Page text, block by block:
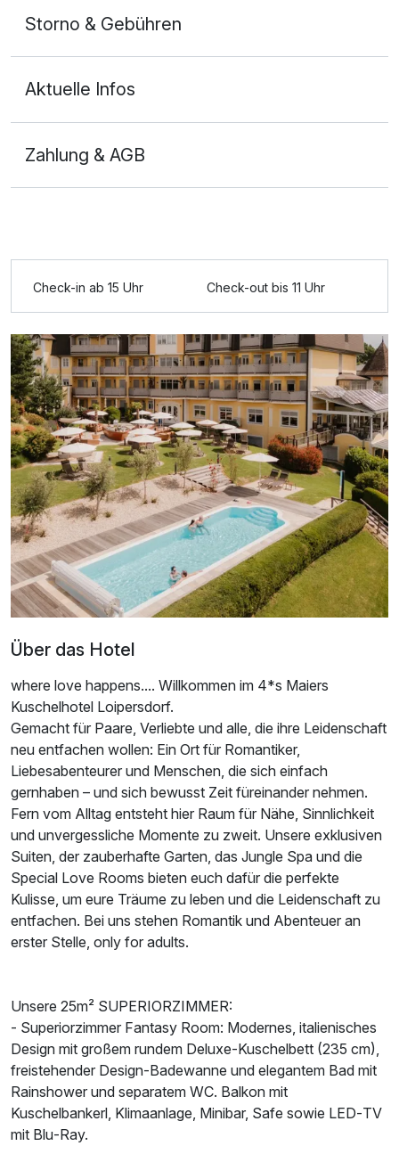
Ausstattung
Für 2 Tage p.P. ab214,00 €
Juniorsuite/n
Für 2 Tage p.P. ab244,00 €
Storno & Gebühren
Aktuelle Infos
Zahlung & AGB
Check-in ab 15 Uhr Check-out bis 11 Uhr
Über das Hotel
where love happens.... Willkommen im 4*s Maiers
Kuschelhotel Loipersdorf.
Gemacht für Paare, Verliebte und alle, die ihre Leidenschaft
neu entfachen wollen: Ein Ort für Romantiker,
Liebesabenteurer und Menschen, die sich einfach
gernhaben – und sich bewusst Zeit füreinander nehmen.
Fern vom Alltag entsteht hier Raum für Nähe, Sinnlichkeit
und unvergessliche Momente zu zweit. Unsere exklusiven
Suiten, der zauberhafte Garten, das Jungle Spa und die
Special Love Rooms bieten euch dafür die perfekte
Kulisse, um eure Träume zu leben und die Leidenschaft zu
entfachen. Bei uns stehen Romantik und Abenteuer an
erster Stelle, only for adults.
Unsere 25m² SUPERIORZIMMER:
- Superiorzimmer Fantasy Room: Modernes, italienisches
Design mit großem rundem Deluxe‑Kuschelbett (235 cm),
freistehender Design‑Badewanne und elegantem Bad mit
Rainshower und separatem WC. Balkon mit
Kuschelbankerl, Klimaanlage, Minibar, Safe sowie LED‑TV
mit Blu‑Ray.